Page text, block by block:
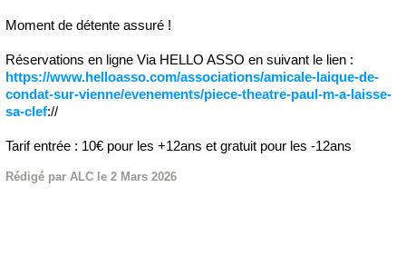
Moment de détente assuré !
Réservations en ligne Via HELLO ASSO en suivant le lien :
https://www.helloasso.com/associations/amicale-laique-de-
condat-sur-vienne/evenements/piece-theatre-paul-m-a-laisse-
sa-clef://
Tarif entrée : 10€ pour les +12ans et gratuit pour les -12ans
Rédigé par ALC le 2 Mars 2026